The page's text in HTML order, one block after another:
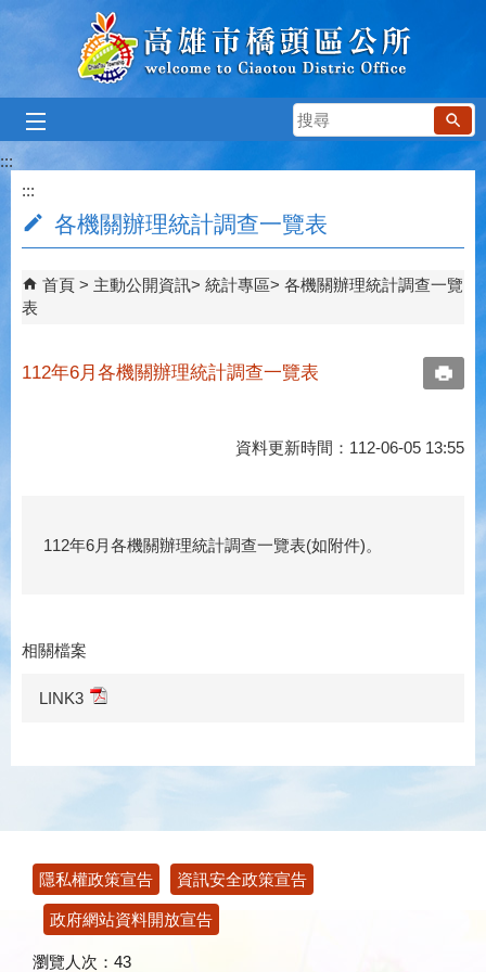
跳到主要內容區塊
搜
尋
:::
:::
各機關辦理統計調查一覽表
首頁 主動公開資訊 統計專區
各機關辦理統計調查一覽
表
112年6月各機關辦理統計調查一覽表
資料更新時間：112-06-05 13:55
112年6月各機關辦理統計調查一覽表(如附件)。
相關檔案
LINK3
隱私權政策宣告
資訊安全政策宣告
政府網站資料開放宣告
瀏覽人次： 43